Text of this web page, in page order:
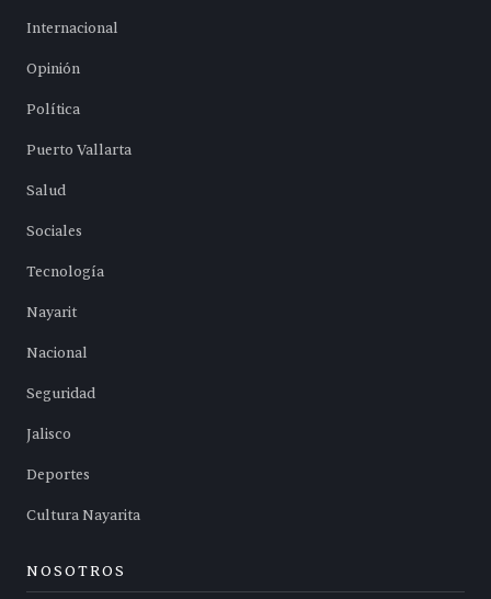
Internacional
Opinión
Política
Puerto Vallarta
Salud
Sociales
Tecnología
Nayarit
Nacional
Seguridad
Jalisco
Deportes
Cultura Nayarita
NOSOTROS